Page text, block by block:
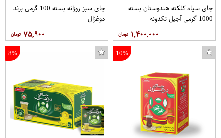
چای سیاه کلکته هندوستان بسته
1000 گرمی آجیل تکدونه
۱,۴۰۰,۰۰۰
چای سبز روزانه بسته 100 گرمی برند
دوغزال
۷۵,۹۰۰
10%
8%